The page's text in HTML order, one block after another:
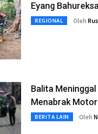
Eyang Bahureksa
REGIONAL Oleh
Balita
Menabrak
BERITA LAIN Oleh